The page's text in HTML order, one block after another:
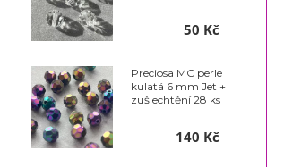
50 Kč
Preciosa MC perle
kulatá 6 mm Jet +
zušlechtění 28 ks
140 Kč